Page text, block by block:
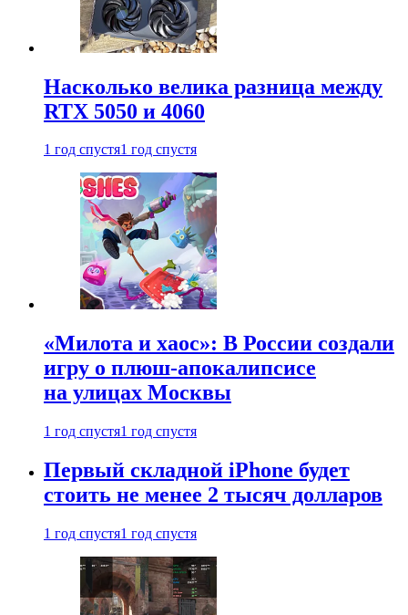
Насколько велика разница между
RTX 5050 и 4060
1 год спустя1 год спустя
«Милота и хаос»: В России создали
игру о плюш-апокалипсисе
на улицах Москвы
1 год спустя1 год спустя
Первый складной iPhone будет
стоить не менее 2 тысяч долларов
1 год спустя1 год спустя